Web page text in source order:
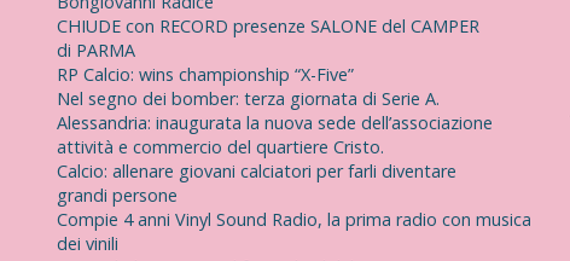
CHIUDE con RECORD presenze SALONE del CAMPER
di PARMA
RP Calcio: wins championship “X-Five”
Nel segno dei bomber: terza giornata di Serie A.
Alessandria: inaugurata la nuova sede dell’associazione
attività e commercio del quartiere Cristo.
Calcio: allenare giovani calciatori per farli diventare
grandi persone
Compie 4 anni Vinyl Sound Radio, la prima radio con musica
dei vinili